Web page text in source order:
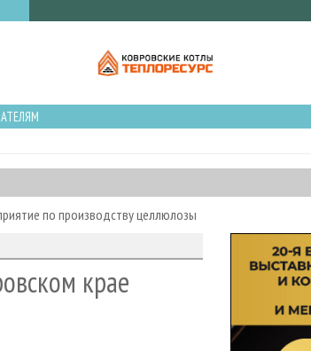
по производству целлюлозы
крае